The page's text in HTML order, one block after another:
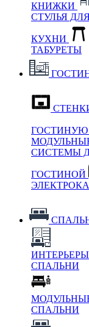
КНИЖКИ
СТУЛЬЯ
КУХНИ
ТАБУРЕТЫ
ГОСТИНУЮ
СИСТЕМЫ
ГОСТИНОЙ
ИНТЕРЬЕРЫ
СПАЛЬНИ
СПАЛЬНИ